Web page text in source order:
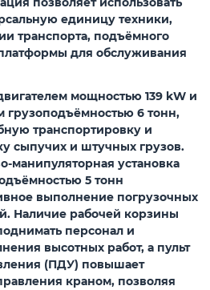
единицу техники,
транспорта, подъёмного
для обслуживания
мощностью 139 kW и
грузоподъёмностью 6 тонн,
транспортировку и
сыпучих и штучных грузов.
манипуляторная установка
5 тонн
выполнение погрузочных
Наличие рабочей корзины
персонал и
высотных работ, а пульт
(ПДУ) повышает
краном, позволяя